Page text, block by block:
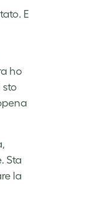
E
ho
Sta
la